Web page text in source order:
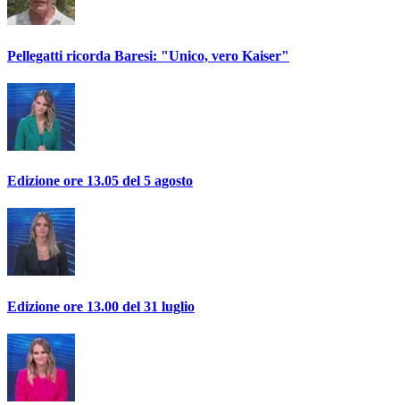
Pellegatti ricorda Baresi: "Unico, vero Kaiser"
Edizione ore 13.05 del 5 agosto
Edizione ore 13.00 del 31 luglio